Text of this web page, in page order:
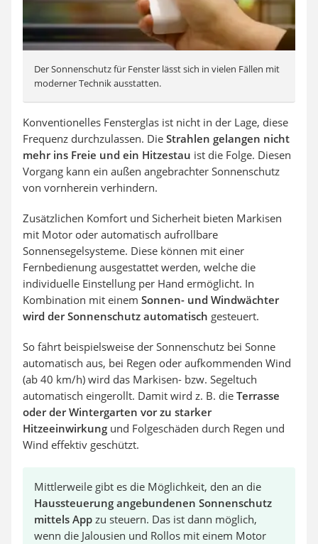
Der Sonnenschutz für Fenster lässt sich in vielen Fällen mit
moderner Technik ausstatten.
Konventionelles Fensterglas ist nicht in der Lage, diese
Frequenz durchzulassen. Die Strahlen gelangen nicht
mehr ins Freie und ein Hitzestau ist die Folge. Diesen
Vorgang kann ein außen angebrachter Sonnenschutz
von vornherein verhindern.
Zusätzlichen Komfort und Sicherheit bieten Markisen
mit Motor oder automatisch aufrollbare
Sonnensegelsysteme. Diese können mit einer
Fernbedienung ausgestattet werden, welche die
individuelle Einstellung per Hand ermöglicht. In
Kombination mit einem Sonnen- und Windwächter
wird der Sonnenschutz automatisch gesteuert.
So fährt beispielsweise der Sonnenschutz bei Sonne
automatisch aus, bei Regen oder aufkommenden Wind
(ab 40 km/h) wird das Markisen- bzw. Segeltuch
automatisch eingerollt. Damit wird z. B. die Terrasse
oder der Wintergarten vor zu starker
Hitzeeinwirkung und Folgeschäden durch Regen und
Wind effektiv geschützt.
Mittlerweile gibt es die Möglichkeit, den an die
Haussteuerung angebundenen Sonnenschutz
mittels App zu steuern. Das ist dann möglich,
wenn die Jalousien und Rollos mit einem Motor